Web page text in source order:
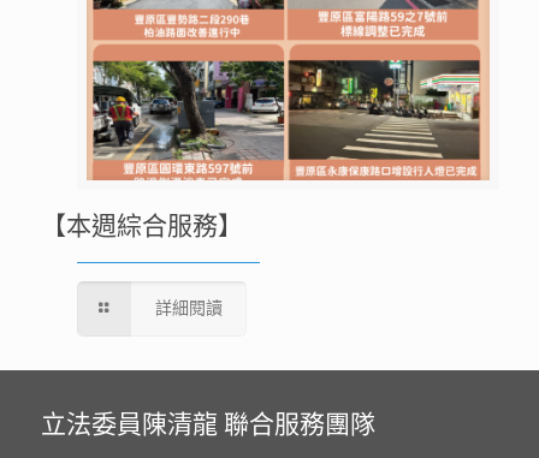
【本週綜合服務】
詳細閱讀
立法委員陳清龍 聯合服務團隊